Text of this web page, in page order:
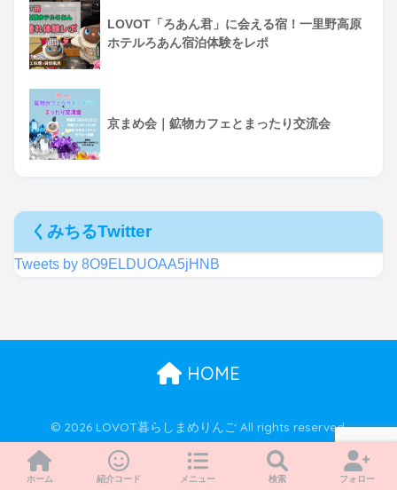
LOVOT「ろあん君」に会える宿！一里野高原
ホテルろあん宿泊体験をレポ
京まめ会｜鉱物カフェとまったり交流会
くみちるTwitter
Tweets by 8O9ELDUOAA5jHNB
HOME
© 2026 LOVOT暮らしまめりんご All rights reserved.
ホーム 紹介コード メニュー 検索 フォロー